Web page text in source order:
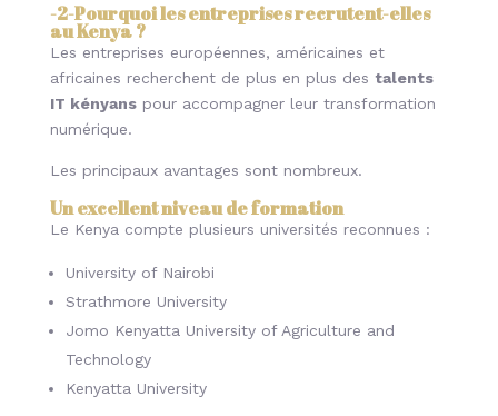
-2-Pourquoi les entreprises recrutent-elles
au Kenya ?
Les entreprises européennes, américaines et
africaines recherchent de plus en plus des talents
IT kényanspour accompagner leur transformation
numérique.
Les principaux avantages sont nombreux.
Un excellent niveau de formation
Le Kenya compte plusieurs universités reconnues :
University of Nairobi
Strathmore University
Jomo Kenyatta University of Agriculture and
Technology
Kenyatta University